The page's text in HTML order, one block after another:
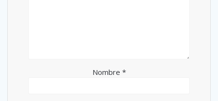
Nombre *